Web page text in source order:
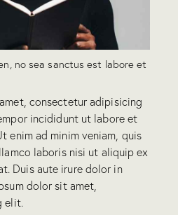
no sea sanctus est labore et
consectetur adipisicing
incididunt ut labore et
enim ad minim veniam, quis
laboris nisi ut aliquip ex
Duis aute irure dolor in
dolor sit amet,
elit.